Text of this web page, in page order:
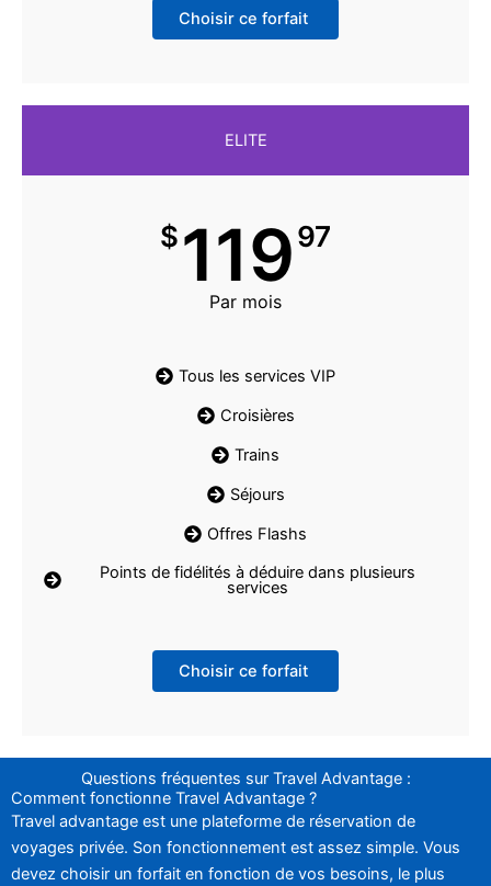
Choisir ce forfait
ELITE
$11997
Par mois
Tous les services VIP
Croisières
Trains
Séjours
Offres Flashs
Points de fidélités à déduire dans plusieurs
services
Choisir ce forfait
Questions fréquentes sur Travel Advantage :
Comment fonctionne Travel Advantage ?
Travel advantage est une plateforme de réservation de
voyages privée. Son fonctionnement est assez simple. Vous
devez choisir un forfait en fonction de vos besoins, le plus